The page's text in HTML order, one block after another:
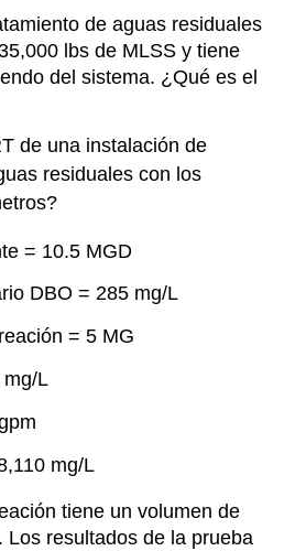
de aguas residuales
lbs de MLSS y tiene
del sistema. ¿Qué es el
de una instalación de
residuales con los
= 10.5 MGD
DBO = 285 mg/L
= 5 MG
mg/L
mg/L
tiene un volumen de
Los resultados de la prueba